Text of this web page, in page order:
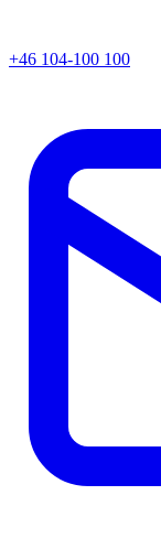
+46 104-100 100